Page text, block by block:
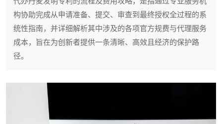
构协助完成从申请准备、提交、审查到最终授权全过程的系
统性指南，并详细解析其中涉及的各项官方规费与代理服务
成本，旨在为创新者提供一条清晰、高效且经济的保护路
径。